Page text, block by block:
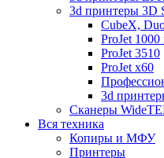
3d принтеры 3D
CubeX,
ProJet 1000
ProJet 3510
ProJet x60
3d
Сканеры
Вся техника
Копиры и МФУ
Принтеры